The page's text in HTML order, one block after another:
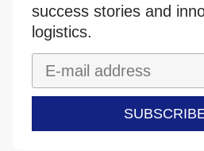
success stories and
logistics.